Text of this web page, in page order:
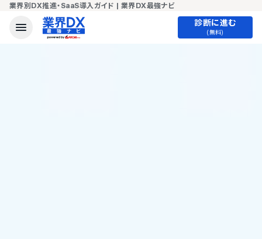
業界別DX推進・SaaS導入ガイド | 業界DX最強ナビ
診断に進む
(無料)